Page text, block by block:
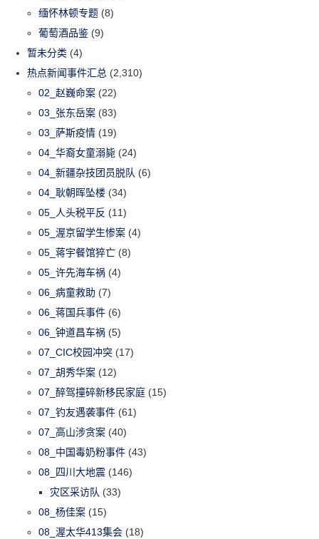
缅怀林顿专题 (8)
葡萄酒品鉴 (9)
暂未分类 (4)
热点新闻事件汇总 (2,310)
02_赵巍命案 (22)
03_张东岳案 (83)
03_萨斯疫情 (19)
04_华裔女童溺毙 (24)
04_新疆杂技团员脱队 (6)
04_耿朝晖坠楼 (34)
05_人头税平反 (11)
05_渥京留学生惨案 (4)
05_蒋宇餐馆猝亡 (8)
05_许先海车祸 (4)
06_病童救助 (7)
06_蒋国兵事件 (6)
06_钟道昌车祸 (5)
07_CIC校园冲突 (17)
07_胡秀华案 (12)
07_醉驾撞碎新移民家庭 (15)
07_钓友遇袭事件 (61)
07_高山涉贪案 (40)
08_中国毒奶粉事件 (43)
08_四川大地震 (146)
灾区采访队 (33)
08_杨佳案 (15)
08_渥太华413集会 (18)